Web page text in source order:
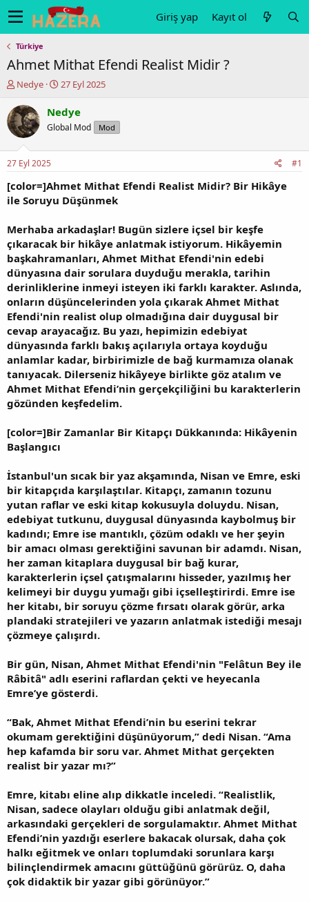
Giriş yap Kayıt ol
Türkiye
Ahmet Mithat Efendi Realist Midir ?
K
n
u
y
b
a
ş
a
a
n
Nedye
B
ş
l
a
ç
t
a
i
h
i
27 Eyl 2025
Nedye
Global Mod Mod
27 Eyl 2025 #1
[color=]Ahmet Mithat Efendi Realist Midir? Bir Hikâye
ile Soruyu Düşünmek
Merhaba arkadaşlar! Bugün sizlere içsel bir keşfe
çıkaracak bir hikâye anlatmak istiyorum. Hikâyemin
başkahramanları, Ahmet Mithat Efendi'nin edebi
dünyasına dair sorulara duyduğu merakla, tarihin
derinliklerine inmeyi isteyen iki farklı karakter. Aslında,
onların düşüncelerinden yola çıkarak Ahmet Mithat
Efendi'nin realist olup olmadığına dair duygusal bir
cevap arayacağız. Bu yazı, hepimizin edebiyat
dünyasında farklı bakış açılarıyla ortaya koyduğu
anlamlar kadar, birbirimizle de bağ kurmamıza olanak
tanıyacak. Dilerseniz hikâyeye birlikte göz atalım ve
Ahmet Mithat Efendi’nin gerçekçiliğini bu karakterlerin
gözünden keşfedelim.
[color=]Bir Zamanlar Bir Kitapçı Dükkanında: Hikâyenin
Başlangıcı
İstanbul'un sıcak bir yaz akşamında, Nisan ve Emre, eski
bir kitapçıda karşılaştılar. Kitapçı, zamanın tozunu
yutan raflar ve eski kitap kokusuyla doluydu. Nisan,
edebiyat tutkunu, duygusal dünyasında kaybolmuş bir
kadındı; Emre ise mantıklı, çözüm odaklı ve her şeyin
bir amacı olması gerektiğini savunan bir adamdı. Nisan,
her zaman kitaplara duygusal bir bağ kurar,
karakterlerin içsel çatışmalarını hisseder, yazılmış her
kelimeyi bir duygu yumağı gibi içselleştirirdi. Emre ise
her kitabı, bir soruyu çözme fırsatı olarak görür, arka
plandaki stratejileri ve yazarın anlatmak istediği mesajı
çözmeye çalışırdı.
Bir gün, Nisan, Ahmet Mithat Efendi'nin "Felâtun Bey ile
Râbitâ" adlı eserini raflardan çekti ve heyecanla
Emre’ye gösterdi.
“Bak, Ahmet Mithat Efendi’nin bu eserini tekrar
okumam gerektiğini düşünüyorum,” dedi Nisan. “Ama
hep kafamda bir soru var. Ahmet Mithat gerçekten
realist bir yazar mı?”
Emre, kitabı eline alıp dikkatle inceledi. “Realistlik,
Nisan, sadece olayları olduğu gibi anlatmak değil,
arkasındaki gerçekleri de sorgulamaktır. Ahmet Mithat
Efendi’nin yazdığı eserlere bakacak olursak, daha çok
halkı eğitmek ve onları toplumdaki sorunlara karşı
bilinçlendirmek amacını güttüğünü görürüz. O, daha
çok didaktik bir yazar gibi görünüyor.”